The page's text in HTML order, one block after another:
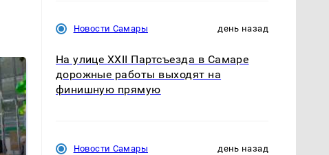
Новости Самары день назад
На улице XXII Партсъезда в Самаре
дорожные работы выходят на
финишную прямую
Новости Самары день назад